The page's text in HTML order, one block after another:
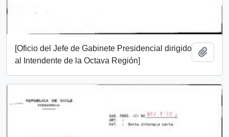
[Oficio del Jefe de Gabinete Presidencial dirigido
al Intendente de la Octava Región]